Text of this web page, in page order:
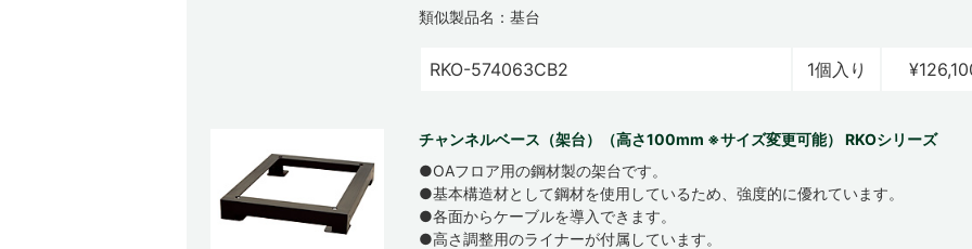
類似製品名：基台
RKO-574063CB2 1個入り
チャンネルベース（架台）（高さ100mm ※サイズ変更可能） RKOシリーズ
●OAフロア用の鋼材製の架台です。
●基本構造材として鋼材を使用しているため、強度的に優れています。
●各面からケーブルを導入できます。
●高さ調整用のライナーが付属しています。